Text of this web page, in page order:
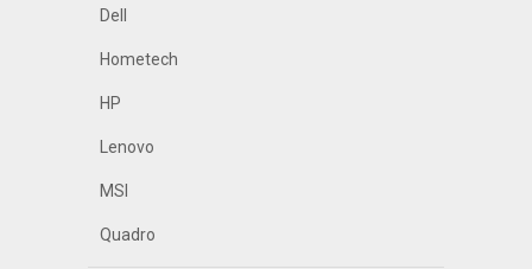
Dell
Hometech
HP
Lenovo
MSI
Quadro